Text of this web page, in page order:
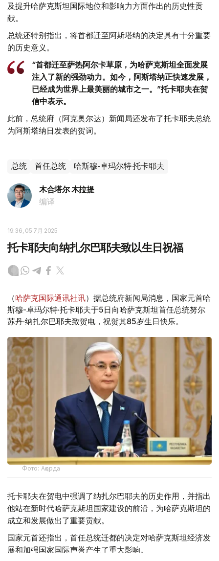
及提升哈萨克斯坦国际地位和影响力方面作出的历史性贡
献。
总统还特别指出，将首都迁至阿斯塔纳的决定具有十分重要
的历史意义。
“首都迁至萨热阿尔卡草原，为哈萨克斯坦全面发展
注入了新的强劲动力。如今，阿斯塔纳正快速发展，
已经成为世界上最美丽的城市之一。”托卡耶夫在贺
信中表示。
此前，总统府（阿克奥尔达）新闻局还发布了托卡耶夫总统
为阿斯塔纳日发表的贺词。
总统 首任总统 哈斯穆-卓玛尔特·托卡耶夫
木合塔尔 木拉提
编译
19:36, 05 7月 2025
托卡耶夫向纳扎尔巴耶夫致以生日祝福
（哈萨克国际通讯社讯）据总统府新闻局消息，国家元首哈
斯穆-卓玛尔特·托卡耶夫于5日向哈萨克斯坦首任总统努尔
苏丹·纳扎尔巴耶夫致贺电，祝贺其85岁生日快乐。
Фото: Ақорда
托卡耶夫在贺电中强调了纳扎尔巴耶夫的历史作用，并指出
他站在新时代哈萨克斯坦国家建设的前沿，为哈萨克斯坦的
成立和发展做出了重要贡献。
国家元首还指出，首任总统迁都的决定对哈萨克斯坦经济发
展和加强国家国际声誉产生了重大影响。